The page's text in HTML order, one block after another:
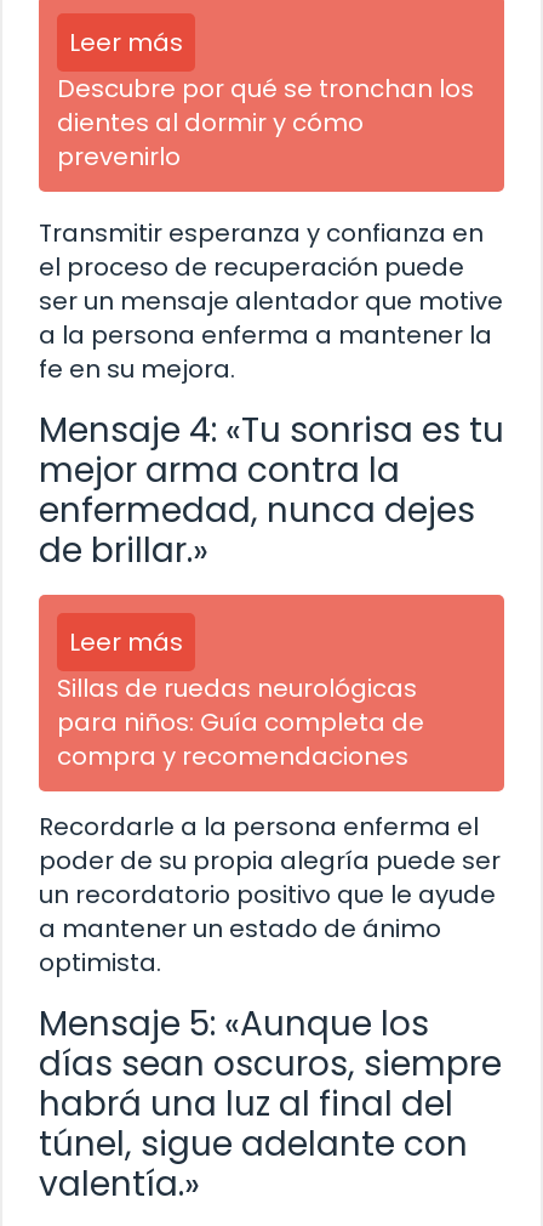
Leer más
Descubre por qué se tronchan los
dientes al dormir y cómo
prevenirlo
Transmitir esperanza y confianza en
el proceso de recuperación puede
ser un mensaje alentador que motive
a la persona enferma a mantener la
fe en su mejora.
Mensaje 4: «Tu sonrisa es tu
mejor arma contra la
enfermedad, nunca dejes
de brillar.»
Leer más
Sillas de ruedas neurológicas
para niños: Guía completa de
compra y recomendaciones
Recordarle a la persona enferma el
poder de su propia alegría puede ser
un recordatorio positivo que le ayude
a mantener un estado de ánimo
optimista.
Mensaje 5: «Aunque los
días sean oscuros, siempre
habrá una luz al final del
túnel, sigue adelante con
valentía.»